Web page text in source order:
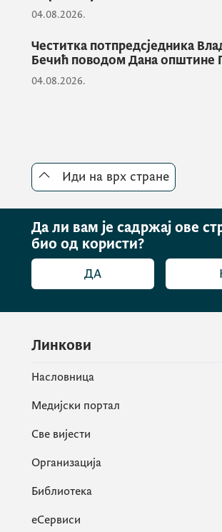
04.08.2026.
Честитка потпредсједника
Бечић поводом Дана општине
04.08.2026.
Иди на врх стране
Да ли вам је садржај ове
био од користи?
ДА
Линкови
Насловница
Медијски портал
Све вијести
Организација
Библиотека
еСервиси